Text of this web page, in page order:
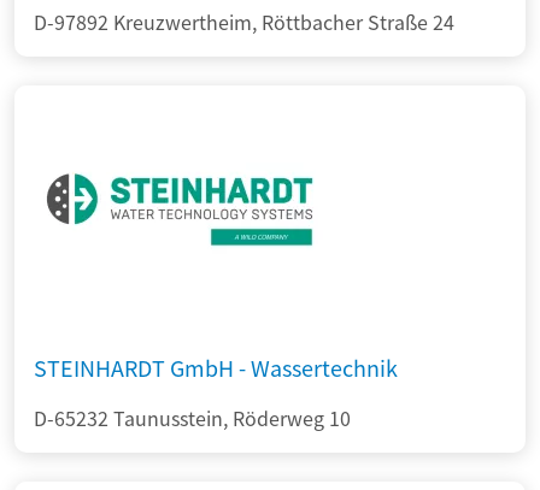
D-97892 Kreuzwertheim, Röttbacher Straße 24
STEINHARDT GmbH - Wassertechnik
D-65232 Taunusstein, Röderweg 10